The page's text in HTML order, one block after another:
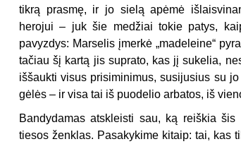
tikrą prasmę, ir jo sielą apėmė
herojui – juk šie medžiai tokie patys,
pavyzdys: Marselis įmerkė „madeleine“
tačiau šį kartą jis suprato, kas jį sukelia,
iššaukti visus prisiminimus, susijusius su
gėlės – ir visa tai iš puodelio arbatos, iš
Bandydamas atskleisti sau, ką reiškia
tiesos ženklas. Pasakykime kitaip: tai, kas